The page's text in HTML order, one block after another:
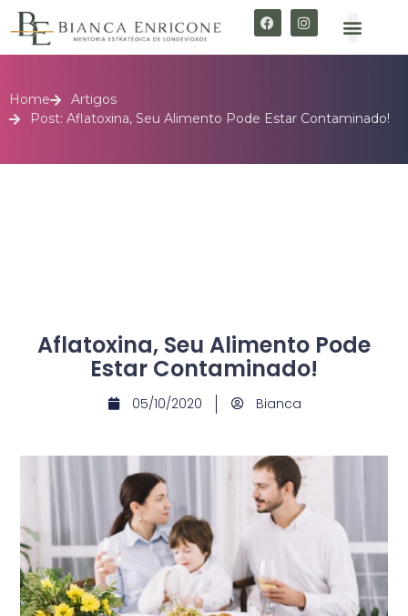
Home
Artigos
Post: Aflatoxina, Seu Alimento Pode Estar Contaminado!
Aflatoxina, Seu Alimento Pode
Estar Contaminado!
05/10/2020 Bianca